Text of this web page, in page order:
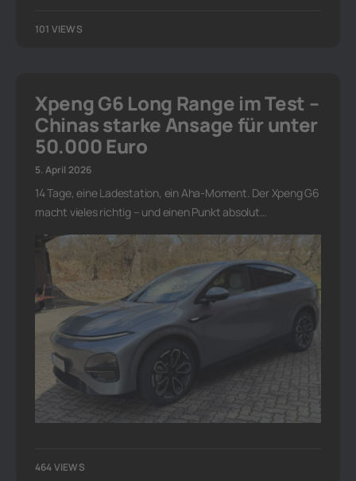
101 VIEWS
Xpeng G6 Long Range im Test –
Chinas starke Ansage für unter
50.000 Euro
5. April 2026
14 Tage, eine Ladestation, ein Aha-Moment. Der Xpeng G6
macht vieles richtig – und einen Punkt absolut…
464 VIEWS